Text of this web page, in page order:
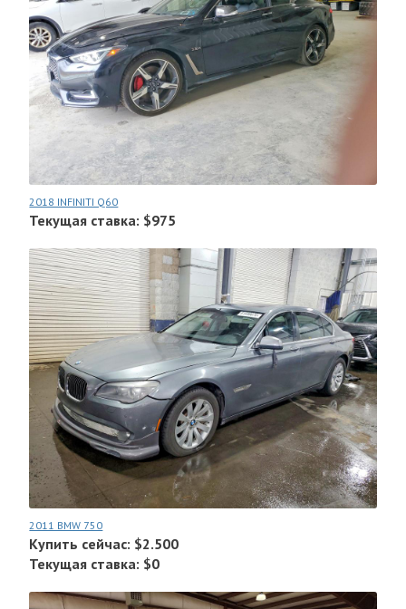
2018 INFINITI Q60
Текущая ставка: $975
2011 BMW 750
Купить сейчас: $2.500
Текущая ставка: $0